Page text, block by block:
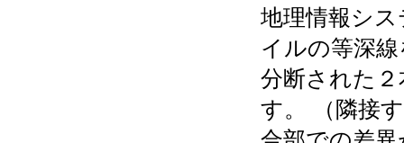
地理情報シ
イルの等深
分断された
す。 （隣接